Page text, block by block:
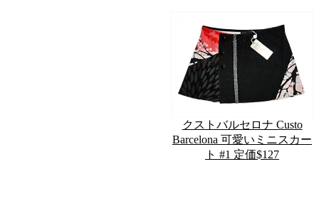
クストバルセロナ Custo
Barcelona 可愛いミニスカー
ト #1 定価$127